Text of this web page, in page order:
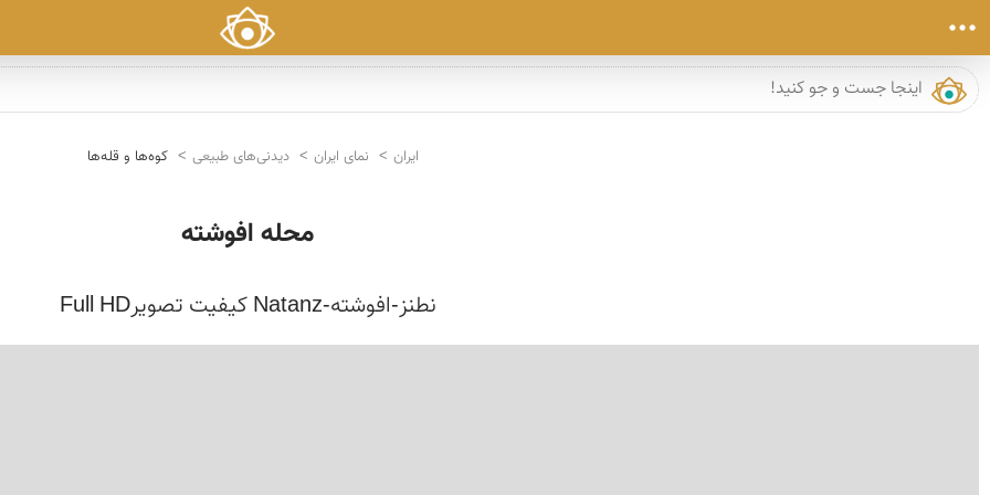
ایران نمای ایران دیدنی‌های طبیعی کوه‌ها و قله‌ها
محله افوشته
نطنز-افوشته-Natanz کیفیت تصویرFull HD